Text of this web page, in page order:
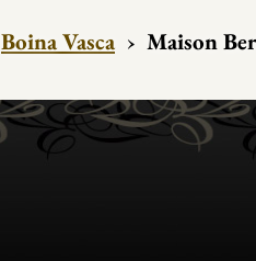
Boina Vasca › Maison